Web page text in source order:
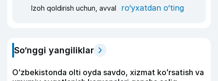
Izoh qoldirish uchun, avval ro‘yxatdan o‘ting
So‘nggi yangiliklar
Oʻzbekistonda olti oyda savdo, xizmat koʻrsatish va